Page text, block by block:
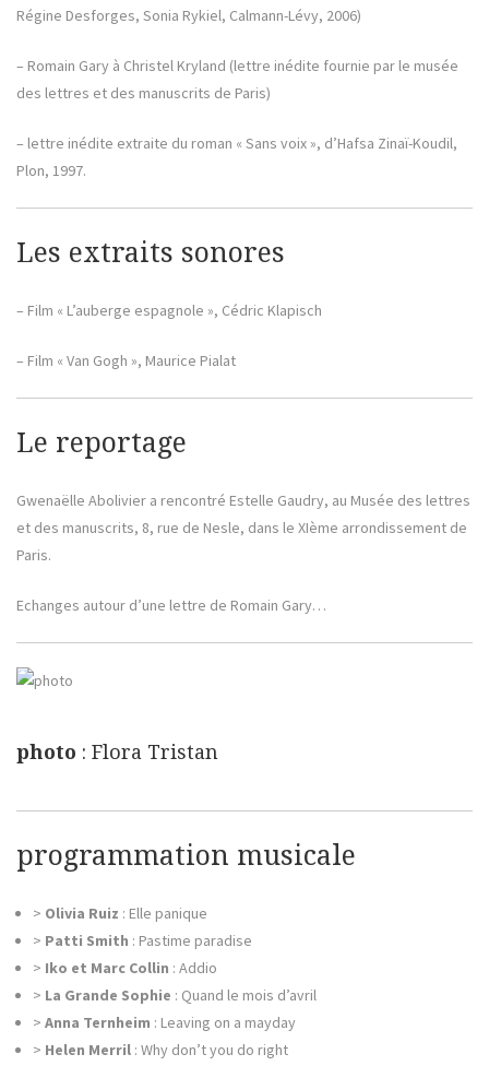
Régine Desforges, Sonia Rykiel, Calmann-Lévy, 2006)
– Romain Gary à Christel Kryland (lettre inédite fournie par le musée
des lettres et des manuscrits de Paris)
– lettre inédite extraite du roman « Sans voix », d’Hafsa Zinaï-Koudil,
Plon, 1997.
Les extraits sonores
– Film « L’auberge espagnole », Cédric Klapisch
– Film « Van Gogh », Maurice Pialat
Le reportage
Gwenaëlle Abolivier a rencontré Estelle Gaudry, au Musée des lettres
et des manuscrits, 8, rue de Nesle, dans le XIème arrondissement de
Paris.
Echanges autour d’une lettre de Romain Gary…
photo : Flora Tristan
programmation musicale
> Olivia Ruiz : Elle panique
> Patti Smith : Pastime paradise
> Iko et Marc Collin : Addio
> La Grande Sophie : Quand le mois d’avril
> Anna Ternheim : Leaving on a mayday
> Helen Merril : Why don’t you do right